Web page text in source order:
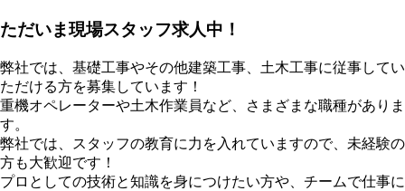
ただいま現場スタッフ求人中！
弊社では、基礎工事やその他建築工事、土木工事に従事してい
ただける方を募集しています！
重機オペレーターや土木作業員など、さまざまな職種がありま
す。
弊社では、スタッフの教育に力を入れていますので、未経験の
方も大歓迎です！
プロとしての技術と知識を身につけたい方や、チームで仕事に